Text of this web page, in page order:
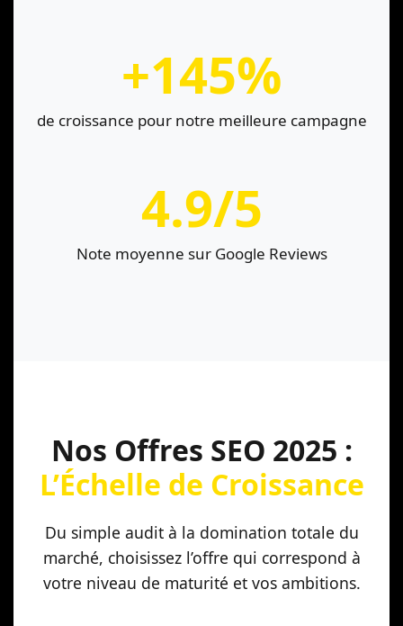
+145%
de croissance pour notre meilleure campagne
4.9/5
Note moyenne sur Google Reviews
Nos Offres SEO 2025 :
L’Échelle de Croissance
Du simple audit à la domination totale du
marché, choisissez l’offre qui correspond à
votre niveau de maturité et vos ambitions.